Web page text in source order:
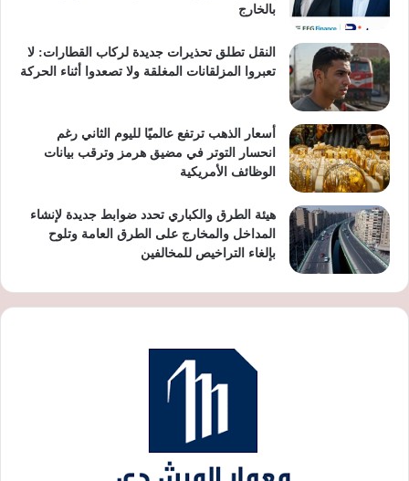
بالخارج
النقل تطلق تحذيرات جديدة لركاب القطارات: لا
تعبروا المزلقانات المغلقة ولا تصعدوا أثناء الحركة
أسعار الذهب ترتفع عالميًا لليوم الثاني رغم
انحسار التوتر في مضيق هرمز وترقب بيانات
الوظائف الأمريكية
هيئة الطرق والكباري تحدد ضوابط جديدة لإنشاء
المداخل والمخارج على الطرق العامة وتلوح
بإلغاء التراخيص للمخالفين